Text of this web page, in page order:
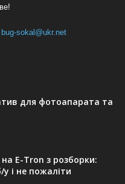
bug-sokal@ukr.net
для фотоапарата та
E-Tron з розборки:
і не пожаліти